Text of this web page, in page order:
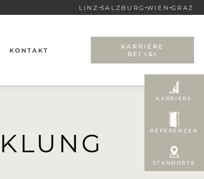
LINZ SALZBURG WIEN GRAZ
KONTAKT
KARRIERE
BEI r&r
KARRIERE
REFERENZEN
STANDORTE